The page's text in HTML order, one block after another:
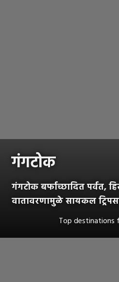
गंगटोक
गंगटोक बर्फाच्छादित पर्वत,
वातावरणामुळे सायकल
Top destinations